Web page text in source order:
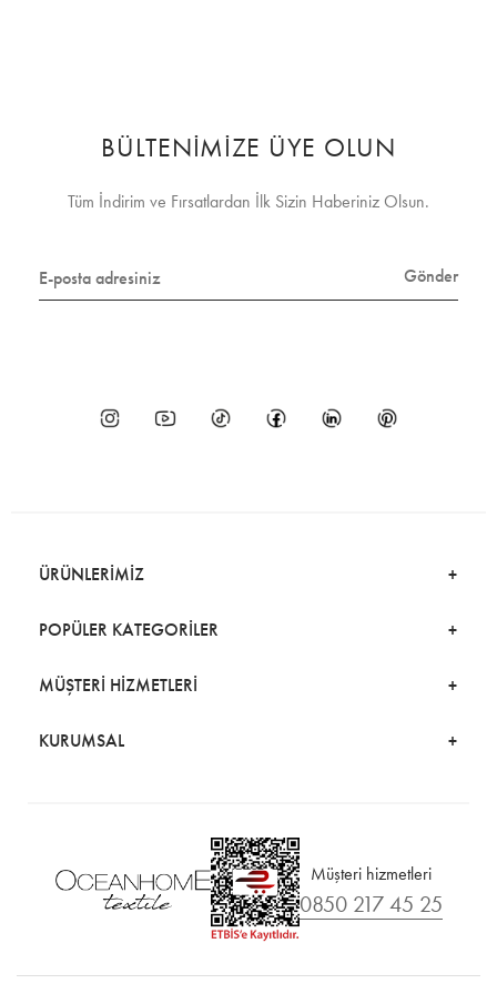
BÜLTENİMİZE ÜYE OLUN
Tüm İndirim ve Fırsatlardan İlk Sizin Haberiniz Olsun.
Gönder
ÜRÜNLERİMİZ
POPÜLER KATEGORİLER
MÜŞTERİ HİZMETLERİ
KURUMSAL
Müşteri hizmetleri
0850 217 45 25